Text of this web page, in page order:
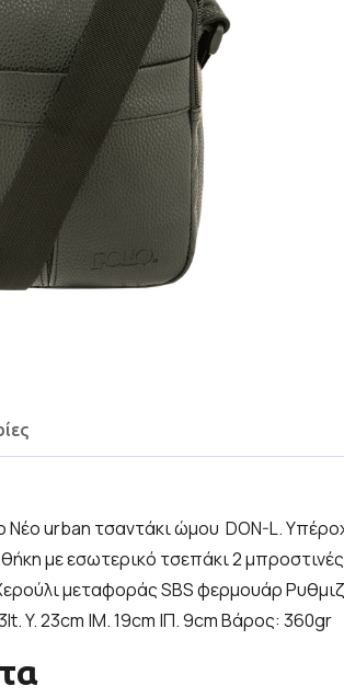
Νέο urban τσαντάκι ώμου DON-L.
με εσωτερικό τσεπάκι 2 μπροστινές
μεταφοράς SBS φερμουάρ
Y. 23cm |Μ. 19cm |Π. 9cm Βάρος: 360gr